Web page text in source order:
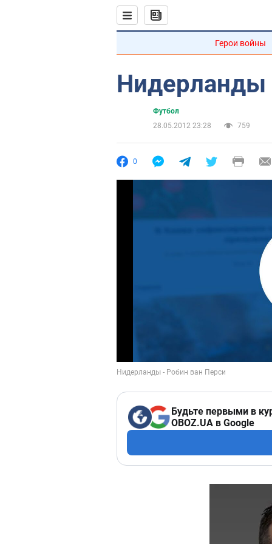
Герои войны
Нидерланды
Футбол
28.05.2012 23:28
759
0
Будьте первыми в
OBOZ.UA в Google